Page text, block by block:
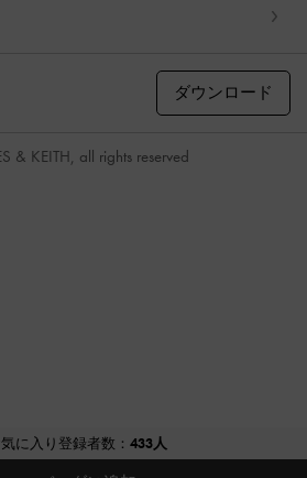
に入り登録者数： 433人
ダウンロード
& KEITH, all rights reserved